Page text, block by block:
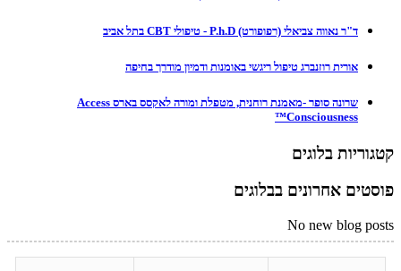
ד"ר נאווה צביאלי (רפופורט) P.h.D - טיפולי CBT בתל אביב
אורית רוזנברג טיפול ריגשי באומנות ודמיון מודרך בחיפה
שרונה סופר -מאמנת רוחנית, מטפלת ומורה לאקסס בארס Access
Consciousness™
קטגוריות בלוגים
פוסטים אחרונים בבלוגים
No new blog posts